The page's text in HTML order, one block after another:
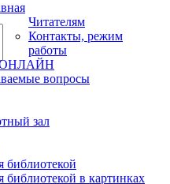
Читателям
Контакты, режим
работы
ОНЛАЙН
вопросы
зал
библиотекой
библиотекой в картинках